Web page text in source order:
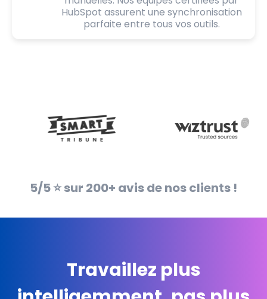
HubSpot assurent une synchronisation
parfaite entre tous vos outils.
5/5 ⭐️ sur 200+ avis de nos clients !
Travaillez plus